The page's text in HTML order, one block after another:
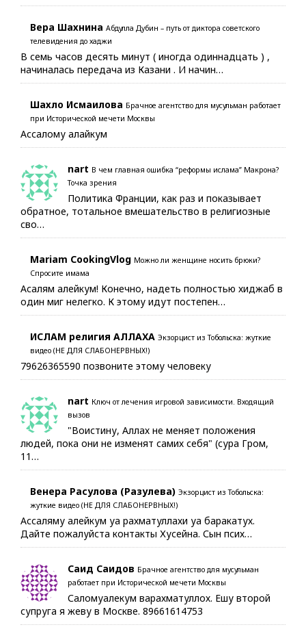
Вера Шахнина Абдулла Дубин – путь от диктора советского
телевидения до хаджи
В семь часов десять минут ( иногда одиннадцать ) ,
начиналась передача из Казани . И начин…
Шахло Исмаилова Брачное агентство для мусульман работает
при Исторической мечети Москвы
Ассалому алайкум
nart В чем главная ошибка “реформы ислама” Макрона?
Точка зрения
Политика Франции, как раз и показывает
обратное, тотальное вмешательство в религиозные
сво…
Mariam CookingVlog Можно ли женщине носить брюки?
Спросите имама
Асалям алейкум! Конечно, надеть полностью хиджаб в
один миг нелегко. К этому идут постепен…
ИСЛАМ религия АЛЛАХА Экзорцист из Тобольска: жуткие
видео (НЕ ДЛЯ СЛАБОНЕРВНЫХ!)
79626365590 позвоните этому человеку
nart Ключ от лечения игровой зависимости. Входящий
вызов
"Воистину, Аллах не меняет положения
людей, пока они не изменят самих себя" (сура Гром,
11…
Венера Расулова (Разулева) Экзорцист из Тобольска:
жуткие видео (НЕ ДЛЯ СЛАБОНЕРВНЫХ!)
Ассаляму алейкум уа рахматуллахи уа баракатух.
Дайте пожалуйста контакты Хусейна. Сын псих…
Саид Саидов Брачное агентство для мусульман
работает при Исторической мечети Москвы
Саломуалекум варахматуллох. Ешу второй
супруга я жеву в Москве. 89661614753